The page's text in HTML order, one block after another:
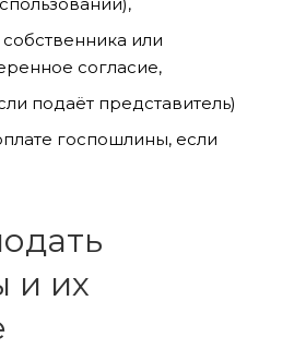
или
согласие,
подаёт представитель)
госпошлины, если
и их